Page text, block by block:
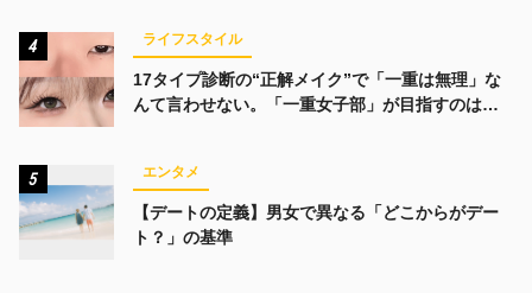
4 ライフスタイル
17タイプ診断の“正解メイク”で「一重は無理」な
んて言わせない。「一重女子部」が目指すのは、
5 エンタメ
【デートの定義】男女で異なる「どこからがデー
ト？」の基準